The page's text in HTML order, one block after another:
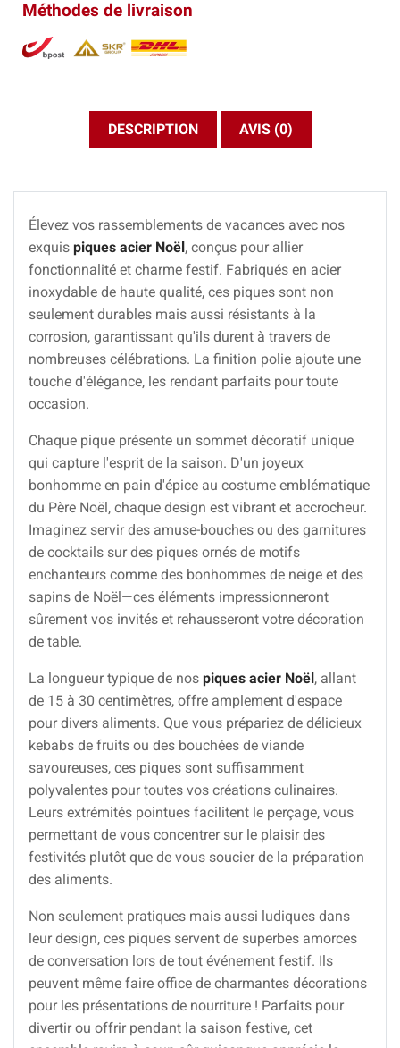
Méthodes de livraison
DESCRIPTION AVIS (0)
Élevez vos rassemblements de vacances avec nos
exquis piques acier Noël , conçus pour allier
fonctionnalité et charme festif. Fabriqués en acier
inoxydable de haute qualité, ces piques sont non
seulement durables mais aussi résistants à la
corrosion, garantissant qu'ils durent à travers de
nombreuses célébrations. La finition polie ajoute une
touche d'élégance, les rendant parfaits pour toute
occasion.
Chaque pique présente un sommet décoratif unique
qui capture l'esprit de la saison. D'un joyeux
bonhomme en pain d'épice au costume emblématique
du Père Noël, chaque design est vibrant et accrocheur.
Imaginez servir des amuse-bouches ou des garnitures
de cocktails sur des piques ornés de motifs
enchanteurs comme des bonhommes de neige et des
sapins de Noël—ces éléments impressionneront
sûrement vos invités et rehausseront votre décoration
de table.
La longueur typique de nos piques acier Noël , allant
de 15 à 30 centimètres, offre amplement d'espace
pour divers aliments. Que vous prépariez de délicieux
kebabs de fruits ou des bouchées de viande
savoureuses, ces piques sont suffisamment
polyvalentes pour toutes vos créations culinaires.
Leurs extrémités pointues facilitent le perçage, vous
permettant de vous concentrer sur le plaisir des
festivités plutôt que de vous soucier de la préparation
des aliments.
Non seulement pratiques mais aussi ludiques dans
leur design, ces piques servent de superbes amorces
de conversation lors de tout événement festif. Ils
peuvent même faire office de charmantes décorations
pour les présentations de nourriture ! Parfaits pour
divertir ou offrir pendant la saison festive, cet